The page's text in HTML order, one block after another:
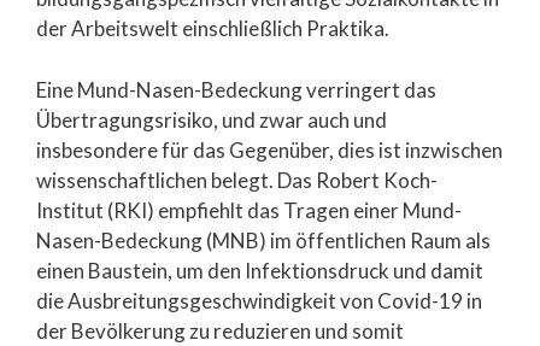
der Arbeitswelt einschließlich Praktika.
Eine Mund-Nasen-Bedeckung verringert das
Übertragungsrisiko, und zwar auch und
insbesondere für das Gegenüber, dies ist inzwischen
wissenschaftlichen belegt. Das Robert Koch-
Institut (RKI) empfiehlt das Tragen einer Mund-
Nasen-Bedeckung (MNB) im öffentlichen Raum als
einen Baustein, um den Infektionsdruck und damit
die Ausbreitungsgeschwindigkeit von Covid-19 in
der Bevölkerung zu reduzieren und somit